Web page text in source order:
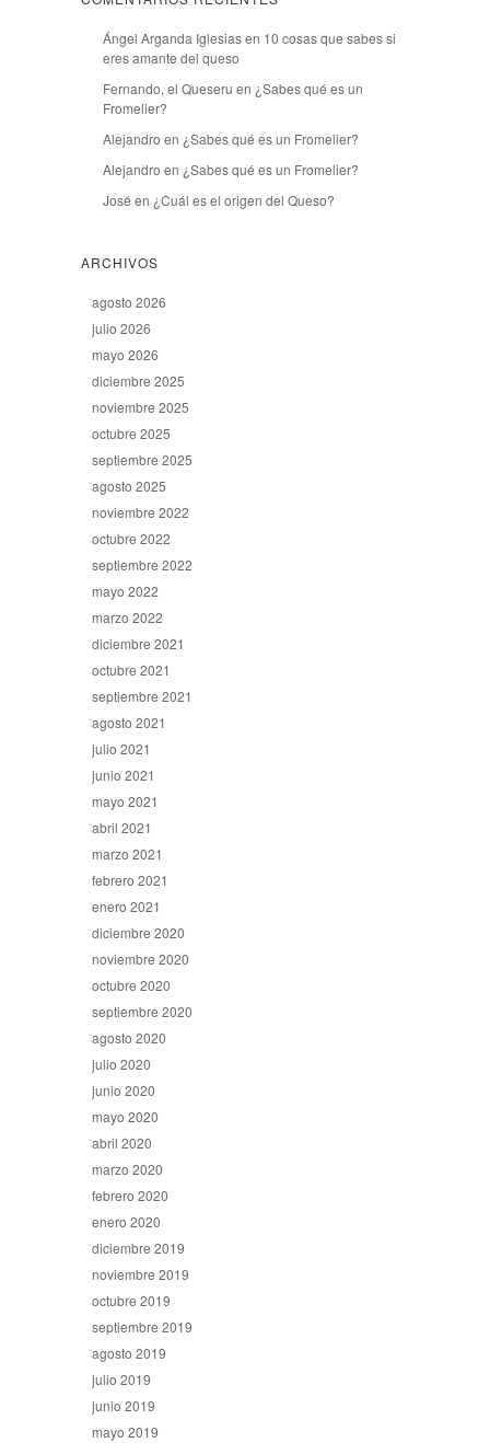
Ángel Arganda Iglesiasen 10 cosas que sabes si
eres amante del queso
Fernando, el Queseru en ¿Sabes qué es un
Fromelier?
Alejandro en ¿Sabes qué es un Fromelier?
Alejandro en ¿Sabes qué es un Fromelier?
José en ¿Cuál es el origen del Queso?
ARCHIVOS
agosto 2026
julio 2026
mayo 2026
diciembre 2025
noviembre 2025
octubre 2025
septiembre 2025
agosto 2025
noviembre 2022
octubre 2022
septiembre 2022
mayo 2022
marzo 2022
diciembre 2021
octubre 2021
septiembre 2021
agosto 2021
julio 2021
junio 2021
mayo 2021
abril 2021
marzo 2021
febrero 2021
enero 2021
diciembre 2020
noviembre 2020
octubre 2020
septiembre 2020
agosto 2020
julio 2020
junio 2020
mayo 2020
abril 2020
marzo 2020
febrero 2020
enero 2020
diciembre 2019
noviembre 2019
octubre 2019
septiembre 2019
agosto 2019
julio 2019
junio 2019
mayo 2019